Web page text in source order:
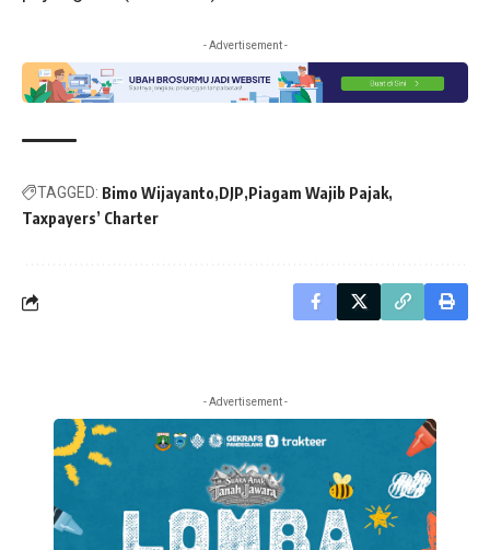
- Advertisement -
TAGGED: Bimo Wijayanto DJP Piagam Wajib Pajak
Taxpayers’ Charter
- Advertisement -